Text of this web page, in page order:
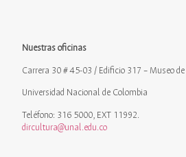
Nuestras oficinas
Carrera 30 # 45-03 / Edificio 317 – Museo
Universidad Nacional de Colombia
Teléfono: 316 5000, EXT 11992.
dircultura@unal.edu.co